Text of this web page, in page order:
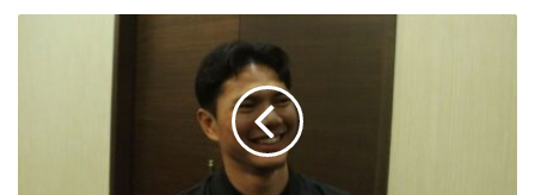
o